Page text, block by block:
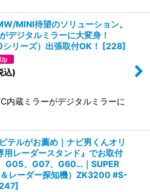
MINI待望のソリューション。
デジタルミラーに大変身！
リーズ）出張取付OK！ [228]
込)
内蔵ミラーがデジタルミラーに
テルがお薦め｜ナビ男くんオリ
用レーダースタンド』でお取付
G05、G07、G60…｜SUPER
レーダー探知機）ZK3200 #S-
]